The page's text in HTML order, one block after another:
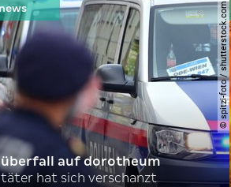
© spitzi-foto / shutterstock.com
überfall auf dorotheum
täter hat sich verschanzt